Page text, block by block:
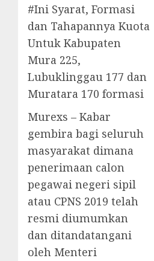
#Ini Syarat, Formasi
dan Tahapannya Kuota
Untuk Kabupaten
Mura 225,
Lubuklinggau 177 dan
Muratara 170 formasi
Murexs – Kabar
gembira bagi seluruh
masyarakat dimana
penerimaan calon
pegawai negeri sipil
atau CPNS 2019 telah
resmi diumumkan
dan ditandatangani
oleh Menteri